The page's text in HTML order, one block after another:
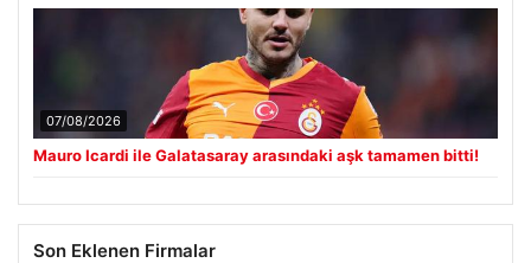
07/08/2026
Mauro Icardi ile Galatasaray arasındaki aşk tamamen bitti!
Son Eklenen Firmalar